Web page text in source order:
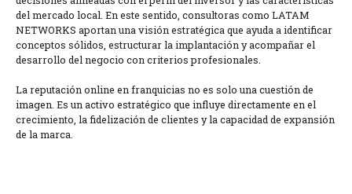
del mercado local. En este sentido, consultoras como LATAM
NETWORKS aportan una visión estratégica que ayuda a identificar
conceptos sólidos, estructurar la implantación y acompañar el
desarrollo del negocio con criterios profesionales.
La reputación online en franquicias no es solo una cuestión de
imagen. Es un activo estratégico que influye directamente en el
crecimiento, la fidelización de clientes y la capacidad de expansión
de la marca.